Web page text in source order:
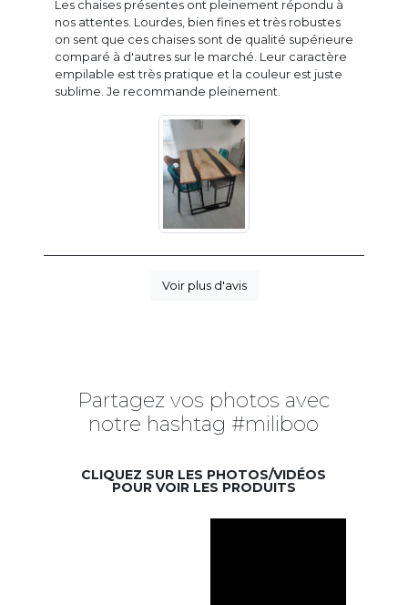
Les chaises présentes ont pleinement répondu à
nos attentes. Lourdes, bien fines et très robustes
on sent que ces chaises sont de qualité supérieure
comparé à d'autres sur le marché. Leur caractère
empilable est très pratique et la couleur est juste
sublime. Je recommande pleinement.
Voir plus d'avis
Partagez vos photos avec
notre hashtag #miliboo
CLIQUEZ SUR LES PHOTOS/VIDÉOS
POUR VOIR LES PRODUITS